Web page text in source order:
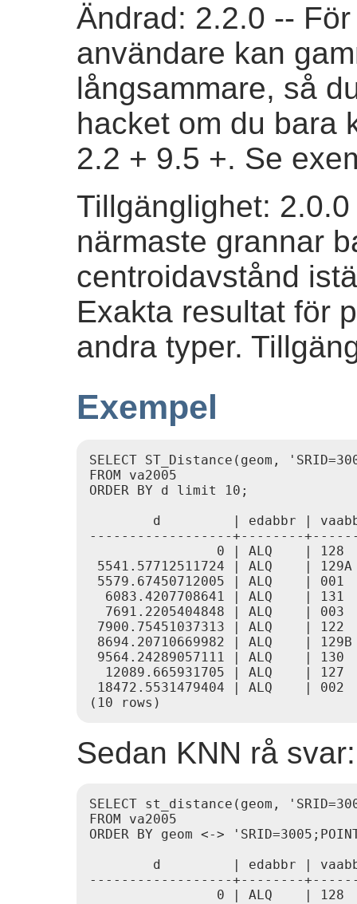
Ändrad: 2.2.0 --
användare kan
långsammare, så
hacket om du bara
2.2 + 9.5 +. Se
Tillgänglighet:
närmaste grannar
centroidavstånd
Exakta resultat för
andra typer.
Exempel
SELECT ST_Distance(geom,
FROM va2005
ORDER BY d limit 10;
d         | edabbr |
------------------+--------
                0 | ALQ    | 128
5541.57712511724 | ALQ    | 129A
5579.67450712005 | ALQ    | 001
  6083.4207708641 | ALQ    | 131
  7691.2205404848 | ALQ    | 003
7900.75451037313 | ALQ    | 122
8694.20710669982 | ALQ    | 129B
9564.24289057111 | ALQ    | 130
  12089.665931705 | ALQ    | 127
18472.5531479404 | ALQ    | 002
Sedan KNN rå svar:
SELECT st_distance(geom,
FROM va2005
ORDER BY geom <->
d         | edabbr |
------------------+--------
                0 | ALQ    | 128